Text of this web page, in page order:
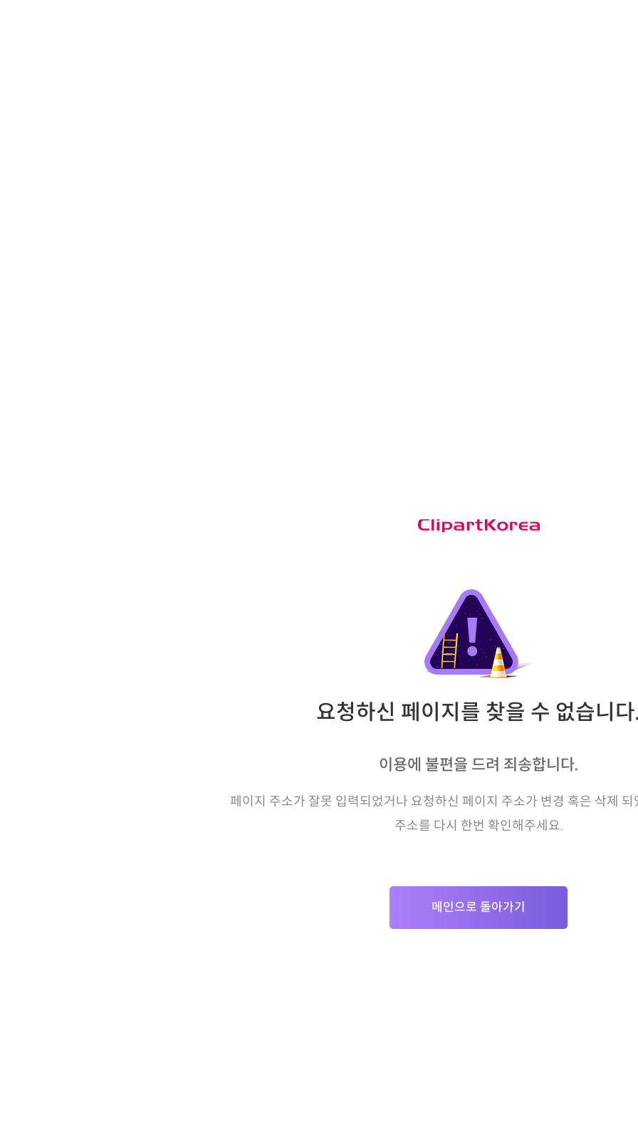
요청하신 페이지를 찾을 수 없습니다.
이용에 불편을 드려 죄송합니다.
페이지 주소가 잘못 입력되었거나 요청하신 페이지 주소가 변경 혹은 삭제 되
주소를 다시 한번 확인해주세요.
메인으로 돌아가기